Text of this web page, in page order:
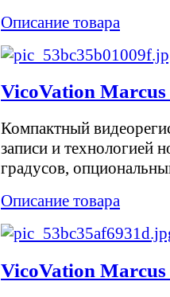
Описание товара
VicoVation Marcus
Компактный
записи и технологией
градусов,
Описание товара
VicoVation Marcus